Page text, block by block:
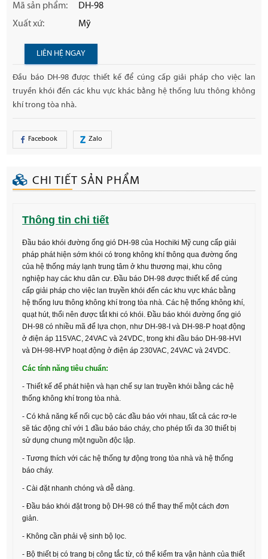
Mã sản phẩm:
DH-98
Xuất xứ:
Mỹ
LIÊN HỆ NGAY
Đầu báo DH-98 được thiết kế để cúng cấp giải pháp cho việc lan
truyền khói đến các khu vực khác bằng hệ thống lưu thông không
khí trong tòa nhà.
Facebook Zalo
CHI TIẾT SẢN PHẨM
Thông tin chi tiết
Đầu báo khói đường ống gió DH-98 của Hochiki Mỹ cung cấp giải
pháp phát hiện sớm khói có trong không khí thông qua đường ống
của hệ thống máy lạnh trung tâm ở khu thương mại, khu công
nghiệp hay các khu dân cư. Đầu báo DH-98 được thiết kế để cúng
cấp giải pháp cho việc lan truyền khói đến các khu vực khác bằng
hệ thống lưu thông không khí trong tòa nhà. Các hệ thống không khí,
quạt hút, thổi nên được tắt khi có khói. Đầu báo khói đường ống gió
DH-98 có nhiều mã để lựa chọn, như DH-98-I và DH-98-P hoạt động
ở điện áp 115VAC, 24VAC và 24VDC, trong khi đầu báo DH-98-HVI
và DH-98-HVP hoạt động ở điện áp 230VAC, 24VAC và 24VDC.
Các tính năng tiêu chuẩn:
- Thiết kế để phát hiện và hạn chế sự lan truyền khói bằng các hệ
thống không khí trong tòa nhà.
- Có khả năng kế nối cục bộ các đầu báo với nhau, tất cả các rơ-le
sẽ tác động chỉ với 1 đầu báo báo cháy, cho phép tối đa 30 thiết bị
sử dụng chung một nguồn độc lập.
- Tương thích với các hệ thống tự động trong tòa nhà và hệ thống
báo cháy.
- Cài đặt nhanh chóng và dễ dàng.
- Đầu báo khói đặt trong bộ DH-98 có thể thay thế một cách đơn
giản.
- Không cần phải vệ sinh bộ lọc.
- Bộ thiết bị có trang bị công tắc từ, có thể kiểm tra vận hành của thiết